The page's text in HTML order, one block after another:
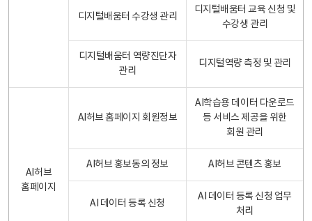
디지털배움터 수강생 관리
디지털배움터 교육 신청 및
수강생 관리
디지털배움터 역량진단자
관리
디지털역량 측정 및 관리
AI허브
홈페이지
AI허브 홈페이지 회원정보
AI학습용 데이터 다운로드
등 서비스 제공을 위한
회원 관리
AI허브 홍보동의 정보 AI허브 콘텐츠 홍보
AI 데이터 등록 신청
AI 데이터 등록 신청 업무
처리